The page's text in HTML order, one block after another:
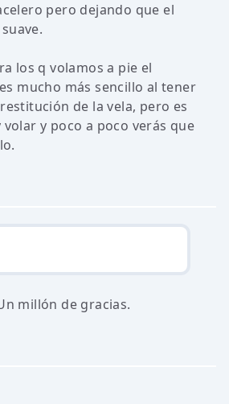
pero dejando que el
los q volamos a pie el
mucho más sencillo al tener
de la vela, pero es
y poco a poco verás que
millón de gracias.